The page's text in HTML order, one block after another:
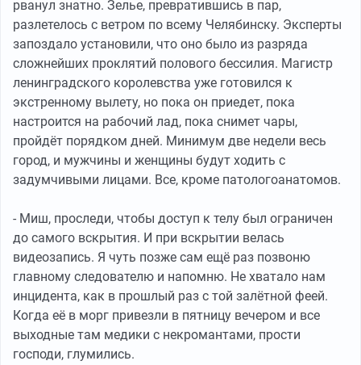
рванул знатно. Зелье, превратившись в пар,
разлетелось с ветром по всему Челябинску. Эксперты
запоздало установили, что оно было из разряда
сложнейших проклятий полового бессилия. Магистр
ленинградского королевства уже готовился к
экстренному вылету, но пока он приедет, пока
настроится на рабочий лад, пока снимет чары,
пройдёт порядком дней. Минимум две недели весь
город, и мужчины и женщины будут ходить с
задумчивыми лицами. Все, кроме патологоанатомов.
- Миш, проследи, чтобы доступ к телу был ограничен
до самого вскрытия. И при вскрытии велась
видеозапись. Я чуть позже сам ещё раз позвоню
главному следователю и напомню. Не хватало нам
инцидента, как в прошлый раз с той залётной феей.
Когда её в морг привезли в пятницу вечером и все
выходные там медики с некромантами, прости
господи, глумились.